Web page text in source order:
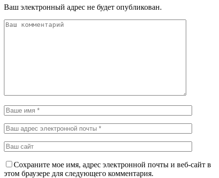
Ваш электронный адрес не будет опубликован.
Сохраните мое имя, адрес электронной почты и веб-сайт в
этом браузере для следующего комментария.